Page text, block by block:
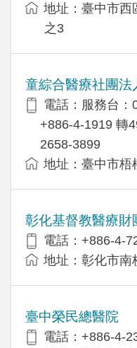
地址：臺中市西
之3
童綜合醫療社團法
電話：服務台：
+886-4-1919 轉
2658-3899
地址：臺中市梧
彰化基督教醫療財
電話：+886-4-
地址：彰化市南
臺中榮民總醫院
電話：+886-4-